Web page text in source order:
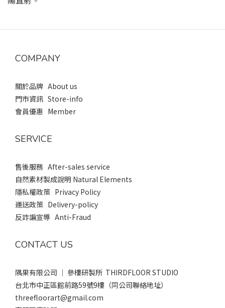
COMPANY
關於品牌 About us
門市資訊 Store-info
會員優惠 Member
SERVICE
售後服務 After-sales service
自然素材製成說明 Natural Elements
隱私權政策 Privacy Policy
運送政策 Delivery-policy
反詐諞宣導 Anti-Fraud
CONTACT US
隅果有限公司 ｜ 參樓研製所 THIRDFLOOR STUDIO
台北市中正區館前路59號9樓（同公司聯絡地址）
threefloorart@gmail.com